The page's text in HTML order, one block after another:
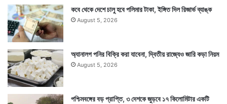
কবে থেকে দেশে চালু হবে পলিমার টাকা, ইঙ্গিত দিল রিজার্ভ ব্যাঙ্ক
August 5, 2026
অ্যানালগ পনির বিক্রি করা যাবেনা, দ্বিতীয় রাজ্যেও জারি কড়া নিয়ম
August 5, 2026
পশ্চিমবঙ্গের বড় প্রাপ্তি, ৩ দেশকে জুড়বে ১৭ কিলোমিটার একটি